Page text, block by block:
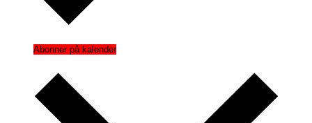
Abonner på kalender